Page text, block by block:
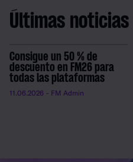
Últimas noticias
Consigue un 50 % de
descuento en FM26 para
todas las plataformas
11.06.2026 - FM Admin